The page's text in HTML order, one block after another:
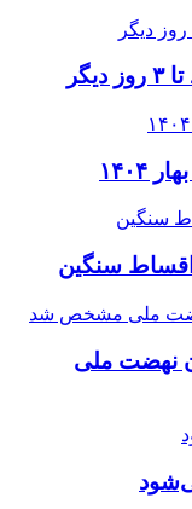
سنگین
نهضت ملی